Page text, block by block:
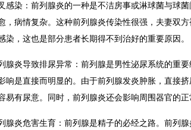
染：前列腺炎的一种是不洁房事或淋球菌与球菌
，病情复杂。这种前列腺炎传染性很强，夫妻双
染，这也是部分患者长期得不到治好的重要原因。
炎导致排尿异常：前列腺是男性泌尿系统的重要
响是直接而明显的。由于前列腺发炎肿胀，直接
易有尿意。同时，前列腺炎还会影响周围器官的正
炎危害生育：前列腺是精子的必经之路。前列腺